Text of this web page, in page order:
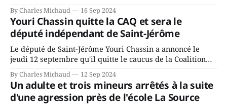
Chassin. Nous avons causé de sa décision. Y songeait-il
depuis longtemps? Sera-t-il candidat indépendant dans 2
ans? Joindrait-il un autre parti, par exemple les
conservateurs d’Éric Duhaime? Que lui
By Charles Michaud 16 Sep 2024
Youri Chassin quitte la CAQ et sera le
député indépendant de Saint-Jérôme
Le député de Saint-Jérôme Youri Chassin a annoncé le
jeudi 12 septembre qu'il quitte le caucus de la Coalition
Avenir Québec de François Legault parce qu'il est déçu du
gouvernement de la CAQ, surtout de son incapacité, qu'il
juge chronique, à offrir des
By Charles Michaud 12 Sep 2024
Un adulte et trois mineurs arrêtés à la suite
d'une agression près de l'école La Source